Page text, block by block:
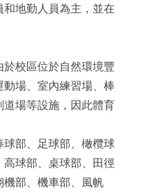
地勤人員為主，並在
校區位於自然環境豐
場、室內練習場、棒
場等設施，因此體育
部、足球部、橄欖球
球部、桌球部、田徑
部、機車部、風帆